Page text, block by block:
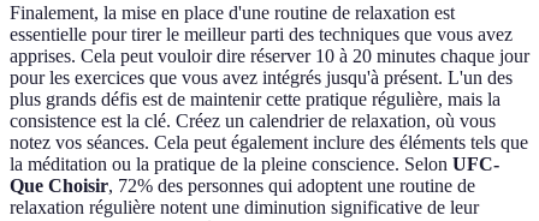
Finalement, la mise en place d'une routine de relaxation est
essentielle pour tirer le meilleur parti des techniques que vous avez
apprises. Cela peut vouloir dire réserver 10 à 20 minutes chaque jour
pour les exercices que vous avez intégrés jusqu'à présent. L'un des
plus grands défis est de maintenir cette pratique régulière, mais la
consistence est la clé. Créez un calendrier de relaxation, où vous
notez vos séances. Cela peut également inclure des éléments tels que
la méditation ou la pratique de la pleine conscience. Selon UFC-
Que Choisir, 72% des personnes qui adoptent une routine de
relaxation régulière notent une diminution significative de leur